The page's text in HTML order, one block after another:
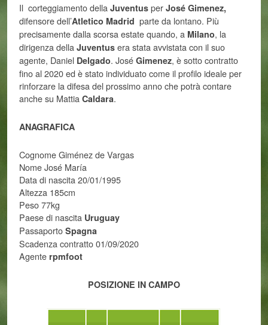
Il corteggiamento dellaJuventusper José Gimenez,
difensore dell’Atletico Madridparte da lontano. Più
precisamente dalla scorsa estate quando, a Milano, la
dirigenza dellaJuventusera stata avvistata con il suo
agente, Daniel Delgado. JoséGimenez, è sotto contratto
fino al 2020 ed è stato individuato come il profilo ideale per
rinforzare la difesa del prossimo anno che potrà contare
anche su MattiaCaldara.
ANAGRAFICA
Cognome Giménez de Vargas
Nome José María
Data di nascita 20/01/1995
Altezza 185cm
Peso 77kg
Paese di nascita Uruguay
PassaportoSpagna
Scadenza contratto 01/09/2020
Agente rpmfoot
POSIZIONE IN CAMPO